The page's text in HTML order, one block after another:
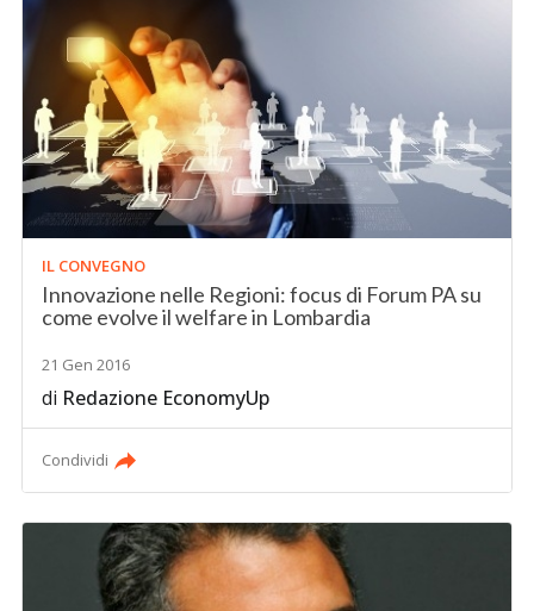
IL CONVEGNO
Innovazione nelle Regioni: focus di Forum PA su
come evolve il welfare in Lombardia
21 Gen 2016
di Redazione EconomyUp
Condividi